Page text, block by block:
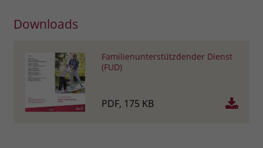
Downloads
Familienunterstützdender Dienst
(FUD)
PDF, 175 KB